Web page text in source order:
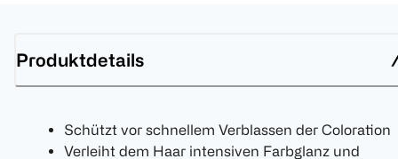
Produktdetails
Schützt vor schnellem Verblassen der Coloration
Verleiht dem Haar intensiven Farbglanz und